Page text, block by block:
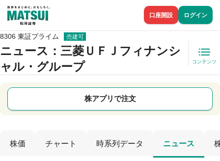
口座開設 ログイン
8306 東証プライム 売建可
ニュース ：三菱ＵＦＪフィナンシ
ャル・グループ
コンテンツ
株アプリで注文
株価 チャート 時系列データ ニュース